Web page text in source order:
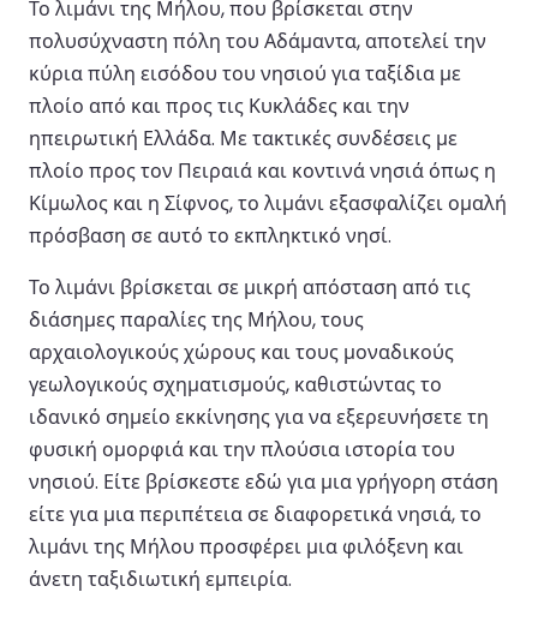
Το λιμάνι της Μήλου, που βρίσκεται στην
πολυσύχναστη πόλη του Αδάμαντα, αποτελεί την
κύρια πύλη εισόδου του νησιού για ταξίδια με
πλοίο από και προς τις Κυκλάδες και την
ηπειρωτική Ελλάδα. Με τακτικές συνδέσεις με
πλοίο προς τον Πειραιά και κοντινά νησιά όπως η
Κίμωλος και η Σίφνος, το λιμάνι εξασφαλίζει ομαλή
πρόσβαση σε αυτό το εκπληκτικό νησί.
Το λιμάνι βρίσκεται σε μικρή απόσταση από τις
διάσημες παραλίες της Μήλου, τους
αρχαιολογικούς χώρους και τους μοναδικούς
γεωλογικούς σχηματισμούς, καθιστώντας το
ιδανικό σημείο εκκίνησης για να εξερευνήσετε τη
φυσική ομορφιά και την πλούσια ιστορία του
νησιού. Είτε βρίσκεστε εδώ για μια γρήγορη στάση
είτε για μια περιπέτεια σε διαφορετικά νησιά, το
λιμάνι της Μήλου προσφέρει μια φιλόξενη και
άνετη ταξιδιωτική εμπειρία.